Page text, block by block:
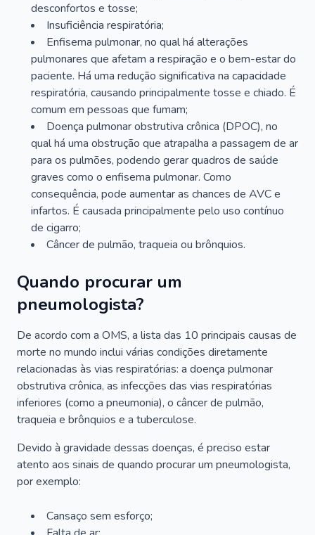
desconfortos e tosse;
Insuficiência respiratória;
Enfisema pulmonar, no qual há alterações
pulmonares que afetam a respiração e o bem-estar do
paciente. Há uma redução significativa na capacidade
respiratória, causando principalmente tosse e chiado. É
comum em pessoas que fumam;
Doença pulmonar obstrutiva crônica (DPOC), no
qual há uma obstrução que atrapalha a passagem de ar
para os pulmões, podendo gerar quadros de saúde
graves como o enfisema pulmonar. Como
consequência, pode aumentar as chances de AVC e
infartos. É causada principalmente pelo uso contínuo
de cigarro;
Câncer de pulmão, traqueia ou brônquios.
Quando procurar um
pneumologista?
De acordo com a OMS, a lista das 10 principais causas de
morte no mundo inclui várias condições diretamente
relacionadas às vias respiratórias: a doença pulmonar
obstrutiva crônica, as infecções das vias respiratórias
inferiores (como a pneumonia), o câncer de pulmão,
traqueia e brônquios e a tuberculose.
Devido à gravidade dessas doenças, é preciso estar
atento aos sinais de quando procurar um pneumologista,
por exemplo:
Cansaço sem esforço;